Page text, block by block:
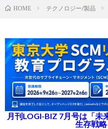
HOME テクノロジー/製品
月刊LOGI-BIZ 7月号は「未
生存戦